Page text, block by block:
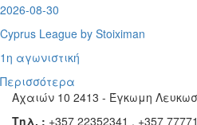
2026-08-30
Cyprus League by Stoiximan
1η αγωνιστική
Περισσότερα
Αχαιών 10 2413 - Έγκωμη
Τηλ. : +357 22352341 , +357